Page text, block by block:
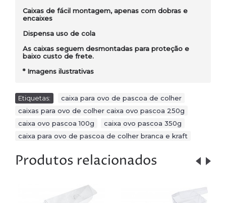
Caixas de fácil montagem, apenas com dobras e
encaixes
Dispensa uso de cola
As caixas seguem desmontadas para proteção e
baixo custo de frete.
* Imagens ilustrativas
Etiquetas: caixa para ovo de pascoa de colher
caixas para ovo de colher caixa ovo pascoa 250g
caixa ovo pascoa 100g
caixa ovo pascoa 350g
caixa para ovo de pascoa de colher branca e kraft
Produtos relacionados